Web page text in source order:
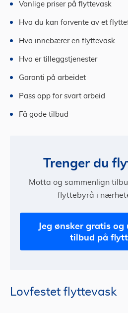
Vanlige priser på flyttevask
Hva du kan forvente av et
Hva innebærer en flyttevask
Hva er tilleggstjenester
Garanti på arbeidet
Pass opp for svart arbeid
Få gode tilbud
Trenger du
Motta og sammenlign
flyttebyrå i
Jeg ønsker gratis
tilbud på
Lovfestet flyttevask